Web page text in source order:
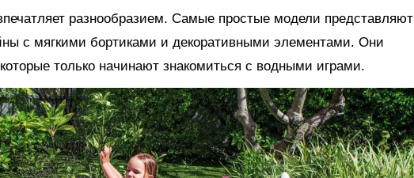
разнообразием. Самые простые модели представляют
с мягкими бортиками и декоративными элементами. Они
только начинают знакомиться с водными играми.